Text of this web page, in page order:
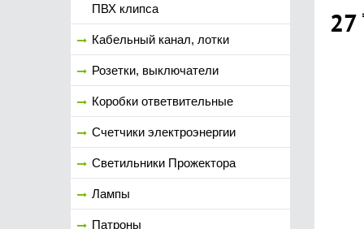
ПВХ клипса
Кабельный канал, лотки
Розетки, выключатели
Коробки ответвительные
Счетчики электроэнергии
Светильники Прожектора
Лампы
Патроны
27